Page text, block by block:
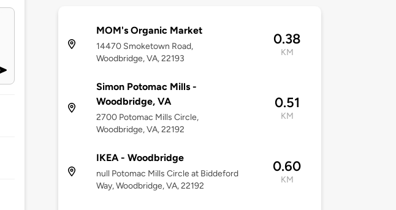
MOM's Organic Market
14470 Smoketown Road,
Woodbridge, VA, 22193
0.38
KM
Simon Potomac Mills -
Woodbridge, VA
2700 Potomac Mills Circle,
Woodbridge, VA, 22192
0.51
KM
IKEA - Woodbridge
null Potomac Mills Circle at Biddeford
Way, Woodbridge, VA, 22192
0.60
KM